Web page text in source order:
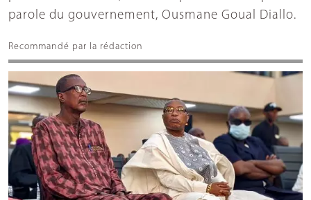
parole du gouvernement, Ousmane Goual Diallo.
Recommandé par la rédaction